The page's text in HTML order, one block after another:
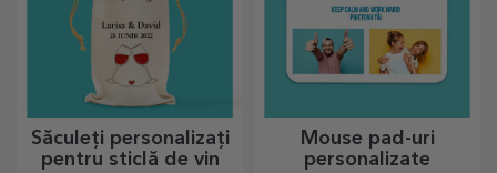
Săculeți personalizați
pentru sticlă de vin
Mouse pad-uri
personalizate